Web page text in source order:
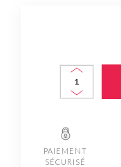
PAIEMENT
SÉCURISÉ